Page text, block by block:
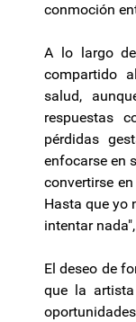
conmoción
A lo largo
compartido
salud,
respuestas
pérdidas
enfocarse en
convertirse
Hasta que yo
intentar
El deseo de
que la